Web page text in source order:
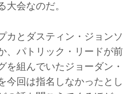
大会なのだ。
カとダスティン・ジョンソ
、パトリック・リードが前
を組んでいたジョーダン・
今回は指名しなかったとし